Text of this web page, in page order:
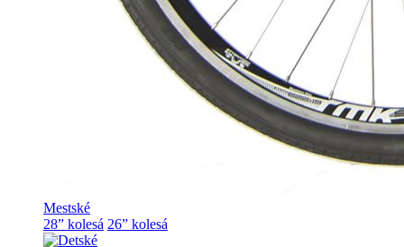
Mestské
28” kolesá 26” kolesá